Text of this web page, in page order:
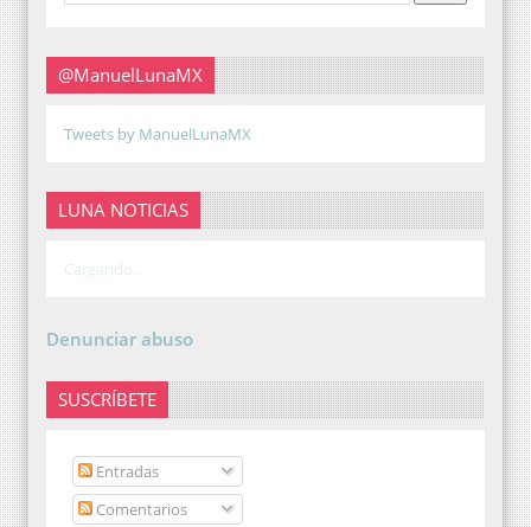
@ManuelLunaMX
Tweets by ManuelLunaMX
LUNA NOTICIAS
Cargando...
Denunciar abuso
SUSCRÍBETE
Entradas
Comentarios